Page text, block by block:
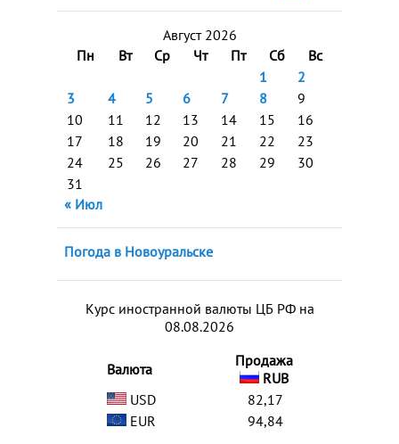
Август 2026
Пн
Вт Ср Чт Пт Сб
Вс
1
2
3
4 5 6 7 8
9
10
11 12 13 14 15
16
17
18 19 20 21 22
23
24
25 26 27 28 29
30
31
« Июл
Погода в Новоуральске
Курс иностранной валюты ЦБ РФ на
08.08.2026
Валюта
Продажа
RUB
USD
82,17
EUR
94,84